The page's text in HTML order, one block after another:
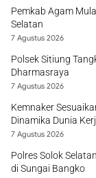
Pemkab Agam
Selatan
7 Agustus 2026
Polsek Sitiung
Dharmasraya
7 Agustus 2026
Kemnaker
Dinamika Dunia
7 Agustus 2026
Polres Solok
di Sungai Bangko